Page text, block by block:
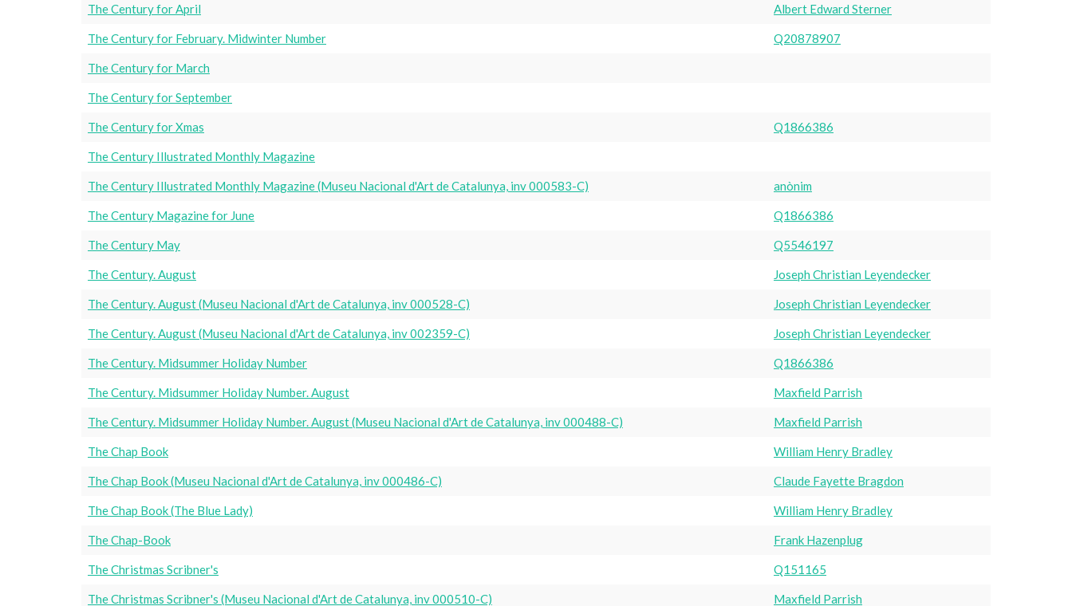
The Century for April Albert Edward Sterner
The Century for February. Midwinter Number Q20878907
The Century for March
The Century for September
The Century for Xmas Q1866386
The Century Illustrated Monthly Magazine
The Century Illustrated Monthly Magazine (Museu Nacional d'Art de Catalunya, inv 000583-C) anònim
The Century Magazine for June Q1866386
The Century May Q5546197
The Century. August Joseph Christian Leyendecker
The Century. August (Museu Nacional d'Art de Catalunya, inv 000528-C) Joseph Christian Leyendecker
The Century. August (Museu Nacional d'Art de Catalunya, inv 002359-C) Joseph Christian Leyendecker
The Century. Midsummer Holiday Number Q1866386
The Century. Midsummer Holiday Number. August Maxfield Parrish
The Century. Midsummer Holiday Number. August (Museu Nacional d'Art de Catalunya, inv 000488-C) Maxfield Parrish
The Chap Book William Henry Bradley
The Chap Book (Museu Nacional d'Art de Catalunya, inv 000486-C) Claude Fayette Bragdon
The Chap Book (The Blue Lady) William Henry Bradley
The Chap-Book Frank Hazenplug
The Christmas Scribner's Q151165
The Christmas Scribner's (Museu Nacional d'Art de Catalunya, inv 000510-C) Maxfield Parrish